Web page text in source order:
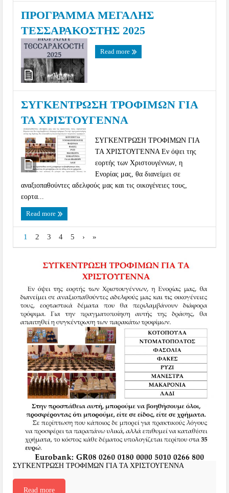
ΠΡΟΓΡΑΜΜΑ ΜΕΓΑΛΗΣ
ΤΕΣΣΑΡΑΚΟΣΤΗΣ 2025
Read more
ΣΥΓΚΕΝΤΡΩΣΗ ΤΡΟΦΙΜΩΝ ΓΙΑ
ΤΑ ΧΡΙΣΤΟΥΓΕΝΝΑ
ΣΥΓΚΕΝΤΡΩΣΗ ΤΡΟΦΙΜΩΝ ΓΙΑ
ΤΑ ΧΡΙΣΤΟΥΓΕΝΝΑ Εν όψει της
εορτής των Χριστουγέννων, η
Ενορίας μας, θα διανείμει σε
αναξιοπαθούντες αδελφούς μας και τις οικογένειες τους,
εορτα...
Read more
1 2 3 4 5 › »
ΣΥΓΚΕΝΤΡΩΣΗ ΤΡΟΦΙΜΩΝ ΓΙΑ ΤΑ ΧΡΙΣΤΟΥΓΕΝΝΑ
Read more